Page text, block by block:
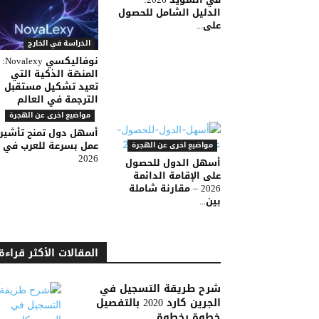
الدراسة في الخارج
نوفاليكسي Novalexy:
المنصّة الذكية التي
تعيد تشكيل مستقبل
الترجمة في العالم
الدليل الشامل للحصول
على...
مواضيع اخرى عن الهجرة
أسهل دول تمنح
عمل بسرعة للعرب في
2026
مواضيع اخرى عن الهجرة
أسهل الدول للحصول
على الإقامة الدائمة
2026 – مقارنة شاملة
بين...
المقالات الأكثر
شرح طريقة التسجيل في
الجرين كارد 2020 بالتفصيل